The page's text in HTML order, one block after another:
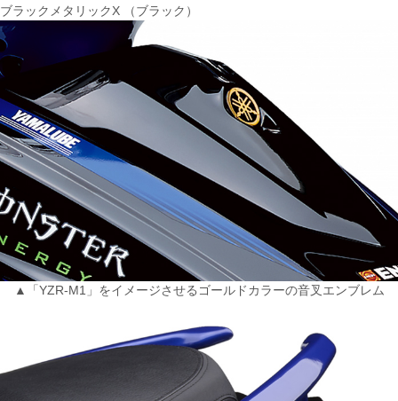
ブラックメタリックX （ブラック）
▲「YZR-M1」をイメージさせるゴールドカラーの音叉エンブレム